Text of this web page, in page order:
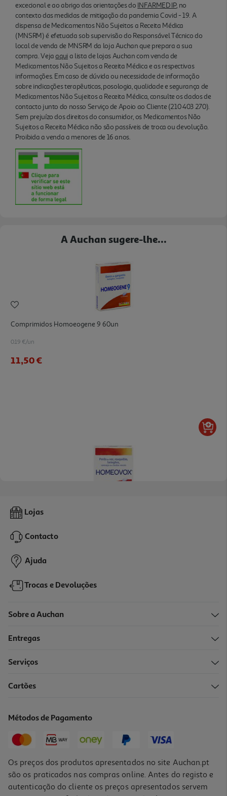
excecional e ao abrigo das orientações do INFARMED IP, no
contexto das medidas de mitigação da pandemia Covid - 19. A
dispensa de Medicamentos Não Sujeitos a Receita Médica
(MNSRM) é efetuada sob supervisão do Responsável Técnico do
local de venda de MNSRM da loja Auchan que prepara a sua
compra. Vejaaquia lista de lojas Auchan com venda de
Medicamentos Não Sujeitos a Receita Médica e as respectivas
informações. Em caso de dúvida ou necessidade de informação
sobre indicações terapêuticas, posologia, qualidade e segurança de
Medicamentos Não Sujeitos a Receita Médica, consulte os dados de
contacto junto do nosso Serviço de Apoio ao Cliente (210 403 270).
Sem prejuízo dos direitos do consumidor, os Medicamentos Não
Sujeitos a Receita Médica não são passíveis de troca ou devolução.
Proibida a venda a menores de 16 anos.
A Auchan sugere-lhe...
Comprimidos Homoeogene 9 60un
0.19 €/un
11,50 €
Comprimidos Homeovox 60un
9,29 €
Lojas
Contacto
Ajuda
Trocas e Devoluções
Sobre a Auchan
Entregas
Serviços
Cartões
Métodos de Pagamento
Os preços dos produtos apresentados no site Auchan.pt
são os praticados nas compras online. Antes do registo e
autenticação do cliente os preços apresentados servem